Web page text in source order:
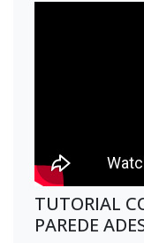
TUTORIAL
PAREDE